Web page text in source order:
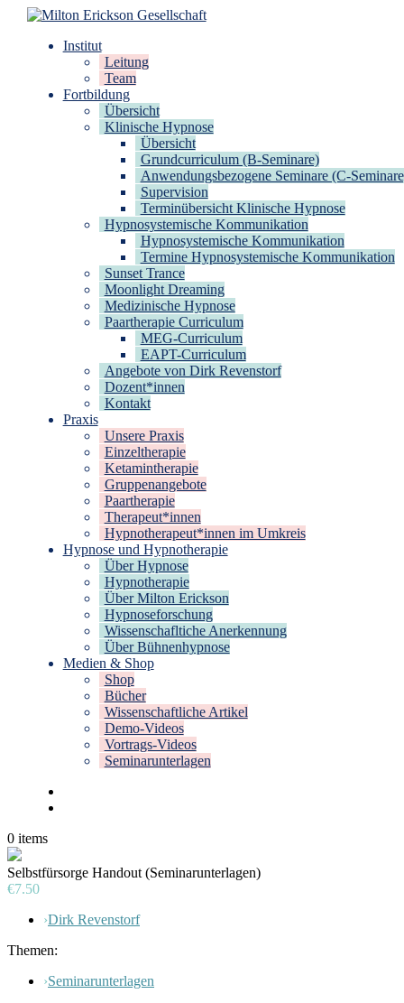
Zum
springenMilton Erickson Gesellschaft
für klinische Hypnose – Regionalstelle Tübingen
Institut
Leitung
Team
Fortbildung
Übersicht
Klinische Hypnose
Übersicht
Grundcurriculum (B-Seminare)
Anwendungsbezogene Seminare (C-
Supervision
Terminübersicht Klinische Hypnose
Hypnosystemische Kommunikation
Hypnosystemische Kommunikation
Termine Hypnosystemische Kommunikation
Sunset Trance
Moonlight Dreaming
Medizinische Hypnose
Paartherapie Curriculum
MEG-Curriculum
EAPT-Curriculum
Angebote von Dirk Revenstorf
Dozent*innen
Kontakt
Praxis
Unsere Praxis
Einzeltherapie
Ketamintherapie
Gruppenangebote
Paartherapie
Therapeut*innen
Hypnotherapeut*innen im Umkreis
Hypnose und Hypnotherapie
Über Hypnose
Hypnotherapie
Über Milton Erickson
Hypnoseforschung
Wissenschafltiche Anerkennung
Über Bühnenhypnose
Medien & Shop
Shop
Bücher
Wissenschaftliche Artikel
Demo-Videos
Vortrags-Videos
Seminarunterlagen
0 items
Selbstfürsorge Handout (Seminarunterlagen)
€7.50
›Dirk Revenstorf
Themen:
›Seminarunterlagen